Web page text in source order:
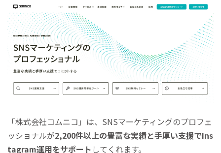
「株式会社コムニコ」は、SNSマーケティングのプロフェ
ッショナルが2,200件以上の豊富な実績と手厚い支援でIns
tagram運用をサポート してくれます。